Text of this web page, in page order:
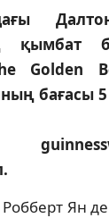
қымбат
Golden
бағасы
Робберт Ян